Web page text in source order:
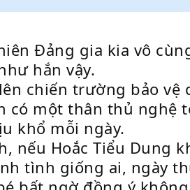
Đảng gia kia vô
hắn vậy.
chiến trường bảo
có một thân thủ
khổ mỗi ngày.
nếu Hoắc Tiểu Dung
tình giống ai, ngày